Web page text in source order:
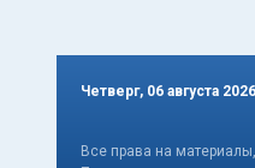
Четверг, 06 августа
Все права на